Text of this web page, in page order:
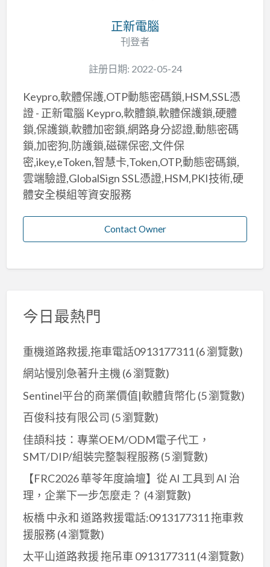
正新電腦
刊登者
註册日期: 2022-05-24
Keypro,軟體保護,OTP動態密碼鎖,HSM,SSL憑
證 - 正新電腦 Keypro,軟體鎖,軟體保護鎖,硬體
鎖,保護鎖,軟體加密鎖,網路身分認證,動態密碼
鎖,加密狗,防護鎖,磁碟保密,文件保
密,ikey,eToken,智慧卡,Token,OTP,動態密碼鎖,
雲端驗證,GlobalSign SSL憑證,HSM,PKI技術,硬
體安全模組等資安服務
Contact Owner
今日最熱門
重機道路救援,拖車電話0913177311(6 瀏覽數)
網站慢別急著升主機 (6 瀏覽數)
Sentinel平台的商業價值|軟體貨幣化 (5 瀏覽數)
百俊科技有限公司 (5 瀏覽數)
佳頡科技：專業OEM/ODM電子代工，
SMT/DIP/組裝完整製程服務(5 瀏覽數)
【FRC2026 華苓年度論壇】從 AI 工具到 AI 治
理，企業下一步怎麼走？ (4 瀏覽數)
板橋 中永和 道路救援電話:0913177311 拖車救
援服務(4 瀏覽數)
太平山道路救援 拖吊車 0913177311(4 瀏覽數)